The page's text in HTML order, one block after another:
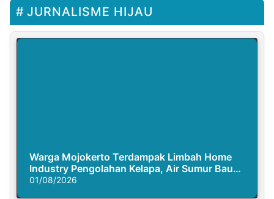
JURNALISME HIJAU
Warga Mojokerto Terdampak Limbah Home
Industry Pengolahan Kelapa, Air Sumur Bau
Busuk
01/08/2026